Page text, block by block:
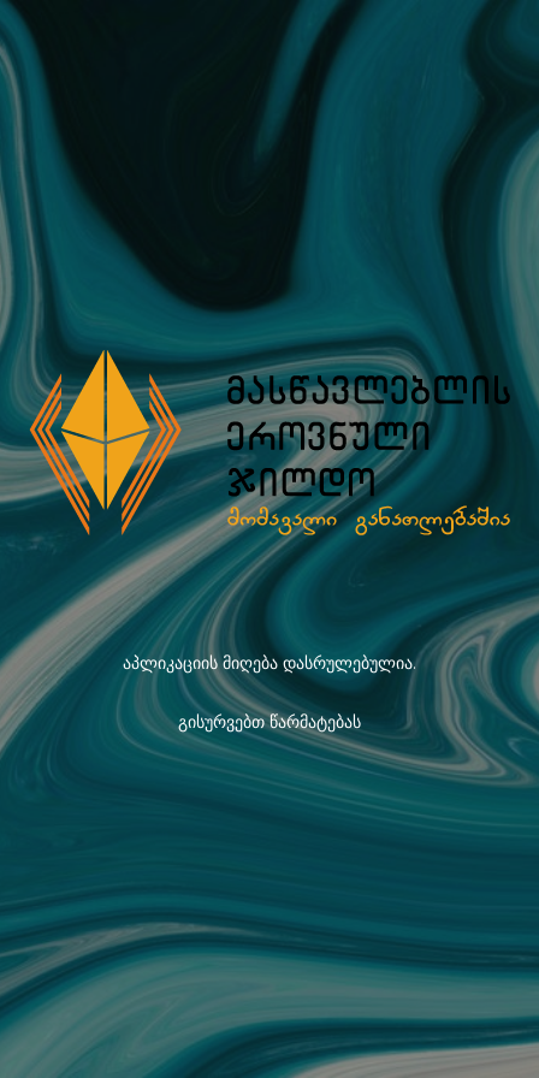
აპლიკაციის მიღება დასრულებულია.
გისურვებთ წარმატებას